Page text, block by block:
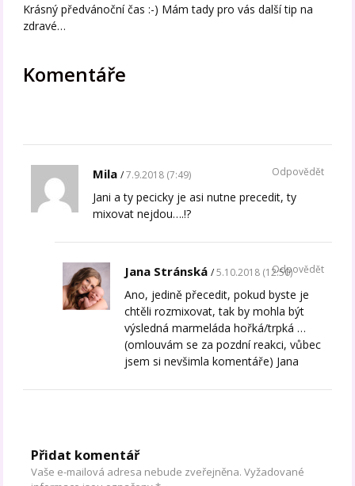
Krásný předvánoční čas :-) Mám tady pro vás další tip na
zdravé…
Komentáře
Mila 7.9.2018 (7:49)
Jani a ty pecicky je asi nutne precedit, ty
mixovat nejdou….!?
Odpovědět
Jana Stránská 5.10.2018 (12:50)
Ano, jedině přecedit, pokud byste je
chtěli rozmixovat, tak by mohla být
výsledná marmeláda hořká/trpká …
(omlouvám se za pozdní reakci, vůbec
jsem si nevšimla komentáře) Jana
Odpovědět
Přidat komentář
Vaše e-mailová adresa nebude zveřejněna. Vyžadované